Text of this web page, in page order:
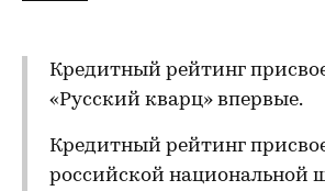
Кредитный рейтинг
«Русский кварц» впервые.
Кредитный рейтинг
российской национальной